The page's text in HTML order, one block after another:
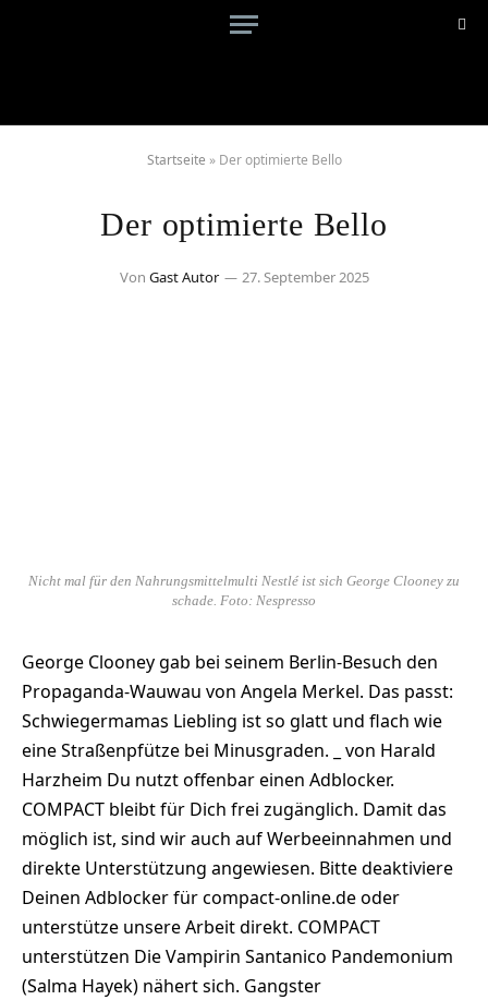
Startseite » Der optimierte Bello
Der optimierte Bello
Von Gast Autor 27. September 2025
Nicht mal für den Nahrungsmittelmulti Nestlé ist sich George Clooney zu
schade. Foto: Nespresso
George Clooney gab bei seinem Berlin-Besuch den
Propaganda-Wauwau von Angela Merkel. Das passt:
Schwiegermamas Liebling ist so glatt und flach wie
eine Straßenpfütze bei Minusgraden. _ von Harald
Harzheim Du nutzt offenbar einen Adblocker.
COMPACT bleibt für Dich frei zugänglich. Damit das
möglich ist, sind wir auch auf Werbeeinnahmen und
direkte Unterstützung angewiesen. Bitte deaktiviere
Deinen Adblocker für compact-online.de oder
unterstütze unsere Arbeit direkt. COMPACT
unterstützen Die Vampirin Santanico Pandemonium
(Salma Hayek) nähert sich. Gangster